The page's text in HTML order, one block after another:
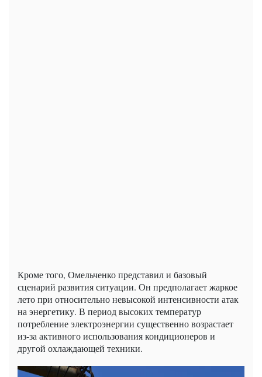
Кроме того, Омельченко представил и базовый
сценарий развития ситуации. Он предполагает жаркое
лето при относительно невысокой интенсивности атак
на энергетику. В период высоких температур
потребление электроэнергии существенно возрастает
из-за активного использования кондиционеров и
другой охлаждающей техники.